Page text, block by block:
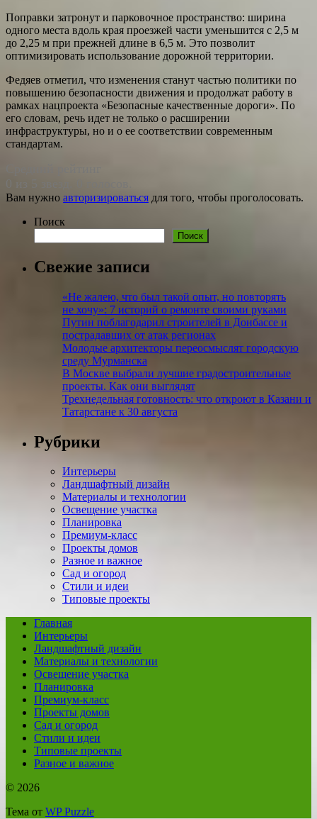
Поправки затронут и парковочное пространство: ширина
одного места вдоль края проезжей части уменьшится с 2,5 м
до 2,25 м при прежней длине в 6,5 м. Это позволит
оптимизировать использование дорожной территории.
Федяев отметил, что изменения станут частью политики по
повышению безопасности движения и продолжат работу в
рамках нацпроекта «Безопасные качественные дороги». По
его словам, речь идет не только о расширении
инфраструктуры, но и о ее соответствии современным
стандартам.
Вам нужно авторизироваться для того, чтобы проголосовать.
Поиск
Поиск
Свежие записи
«Не жалею, что был такой опыт, но повто­рять
не хочу»: 7 историй о ремонте своими руками
Путин поблагодарил строителей в Донбассе и
пострадавших от атак регионах
Молодые архитекторы переосмыслят городскую
среду Мурманска
В Москве выбрали лучшие градостроительные
проекты. Как они выглядят
Трехнедельная готовность: что откроют в Казани и
Татарстане к 30 августа
Рубрики
Интерьеры
Ландшафтный дизайн
Материалы и технологии
Освещение участка
Планировка
Премиум-класс
Проекты домов
Разное и важное
Сад и огород
Стили и идеи
Типовые проекты
Главная
Интерьеры
Ландшафтный дизайн
Материалы и технологии
Освещение участка
Планировка
Премиум-класс
Проекты домов
Сад и огород
Стили и идеи
Типовые проекты
Разное и важное
© 2026
Тема от WP Puzzle